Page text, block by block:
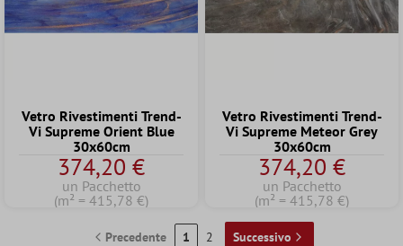
Vetro Rivestimenti Trend-
Vi Supreme Orient Blue
30x60cm
374,20 €
un Pacchetto
(m² = 415,78 €)
Vetro Rivestimenti Trend-
Vi Supreme Meteor Grey
30x60cm
374,20 €
un Pacchetto
(m² = 415,78 €)
Precedente 1 2 Successivo